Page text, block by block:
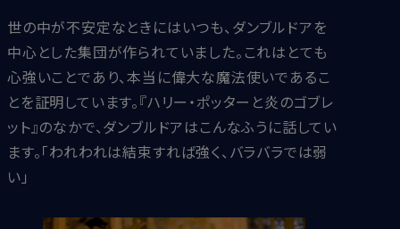
世の中が不安定なときにはいつも、ダンブルドアを
中心とした集団が作られていました。これはとても
心強いことであり、本当に偉大な魔法使いであるこ
とを証明しています。『ハリー・ポッターと炎のゴブレ
ット』のなかで、ダンブルドアはこんなふうに話してい
ます。「われわれは結束すれば強く、バラバラでは弱
い」